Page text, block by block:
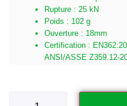
Rupture : 25 kN
Poids : 102 g
Ouverture : 18mm
Certification :
ANSI/ASSE Z359.12-